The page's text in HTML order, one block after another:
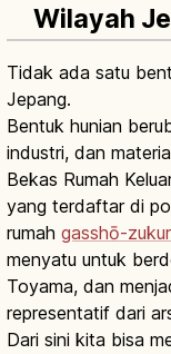
Wilayah
Tidak ada satu
Jepang.
Bentuk hunian
industri, dan
Bekas Rumah
yang terdaftar di
rumah gasshō-
menyatu untuk
Toyama, dan
representatif dari
Dari sini kita bisa